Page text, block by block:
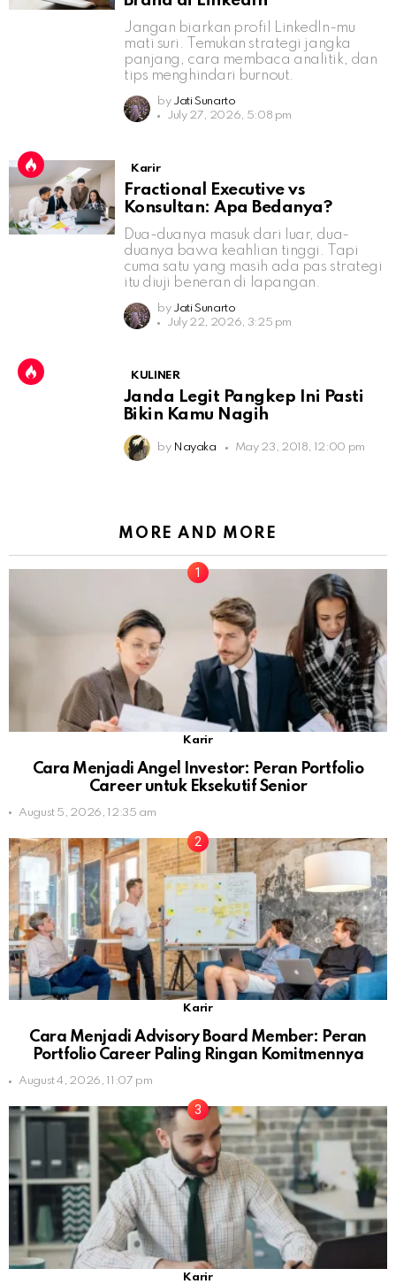
Jangan biarkan profil LinkedIn-mu
mati suri. Temukan strategi jangka
panjang, cara membaca analitik, dan
tips menghindari burnout.
by Jati Sunarto
July 27, 2026, 5:08 pm
Karir
Fractional Executive vs
Konsultan: Apa Bedanya?
Dua-duanya masuk dari luar, dua-
duanya bawa keahlian tinggi. Tapi
cuma satu yang masih ada pas strategi
itu diuji beneran di lapangan.
by Jati Sunarto
July 22, 2026, 3:25 pm
KULINER
Janda Legit Pangkep Ini Pasti
Bikin Kamu Nagih
by Nayaka May 23, 2018, 12:00 pm
MORE AND MORE
Karir
Cara Menjadi Angel Investor: Peran Portfolio
Career untuk Eksekutif Senior
August 5, 2026, 12:35 am
Karir
Cara Menjadi Advisory Board Member: Peran
Portfolio Career Paling Ringan Komitmennya
August 4, 2026, 11:07 pm
Karir